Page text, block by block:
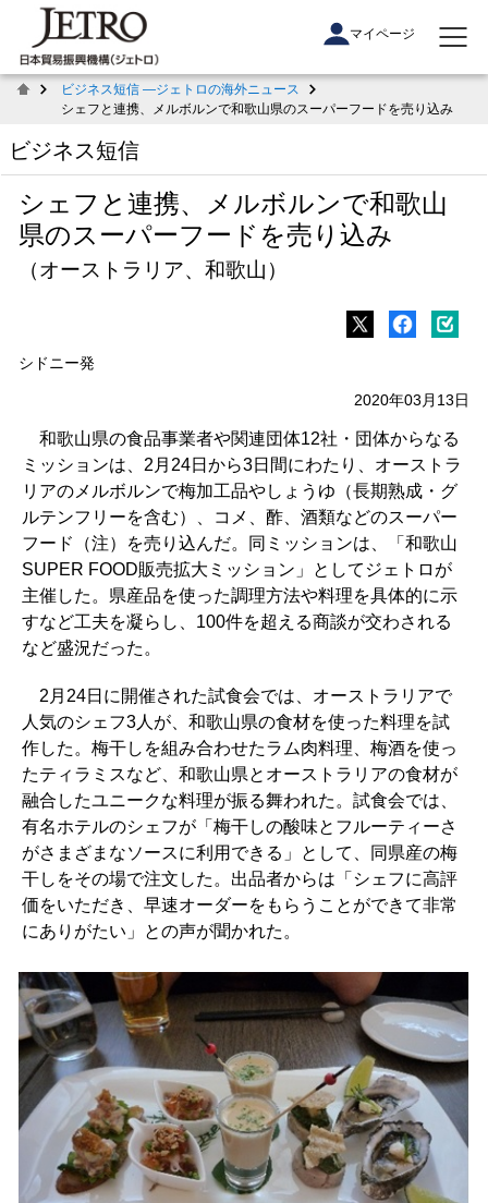
マイページ
ビジネス短信 ―ジェトロの海外ニュース
シェフと連携、メルボルンで和歌山県のスーパーフードを売り込み
ビジネス短信
シェフと連携、メルボルンで和歌山
県のスーパーフードを売り込み
（オーストラリア、和歌山）
シドニー発
2020年03月13日
和歌山県の食品事業者や関連団体12社・団体からなる
ミッションは、2月24日から3日間にわたり、オーストラ
リアのメルボルンで梅加工品やしょうゆ（長期熟成・グ
ルテンフリーを含む）、コメ、酢、酒類などのスーパー
フード（注）を売り込んだ。同ミッションは、「和歌山
SUPER FOOD販売拡大ミッション」としてジェトロが
主催した。県産品を使った調理方法や料理を具体的に示
すなど工夫を凝らし、100件を超える商談が交わされる
など盛況だった。
2月24日に開催された試食会では、オーストラリアで
人気のシェフ3人が、和歌山県の食材を使った料理を試
作した。梅干しを組み合わせたラム肉料理、梅酒を使っ
たティラミスなど、和歌山県とオーストラリアの食材が
融合したユニークな料理が振る舞われた。試食会では、
有名ホテルのシェフが「梅干しの酸味とフルーティーさ
がさまざまなソースに利用できる」として、同県産の梅
干しをその場で注文した。出品者からは「シェフに高評
価をいただき、早速オーダーをもらうことができて非常
にありがたい」との声が聞かれた。